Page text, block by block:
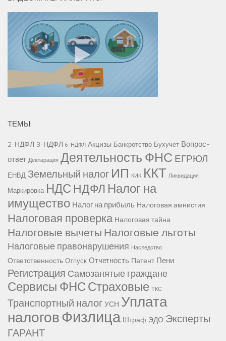
ТЕМЫ:
2-НДФЛ 3-НДФЛ 6-НДФЛ Акцизы Банкротство Бухучет Вопрос-
ответ Декларация Деятельность ФНС ЕГРЮЛ
ЕНВД Земельный налог ИП КИК ККТ Ликвидация
Маркировка НДС НДФЛ Налог на
имущество Налог на прибыль Налоговая амнистия
Налоговая проверка Налоговая тайна
Налоговые вычетыНалоговые льготы
Налоговые правонарушения Наследство
Ответственность Отпуск Отчетность Патент Пени
Регистрация Самозанятые граждане
Сервисы ФНССтраховые ТКС
Транспортный налогУСН Уплата
налоговФизлица Штраф ЭДО Эксперты
ГАРАНТ